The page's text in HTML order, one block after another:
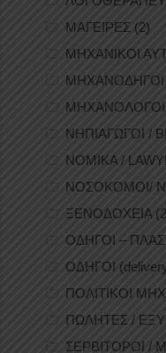
ΜΑΓΕΙΡΕΣ (2)
ΜΗΧΑΝΙΚΟΙ
ΜΗΧΑΝΟΔΗΓΟΙ
ΜΗΧΑΝΟΛΟΓΟΙ
ΝΗΠΙΑΓΩΓΟΙ /
ΝΟΜΙΚΑ /
ΝΟΣΟΚΟΜΟΙ/
ΞΕΝΟΔΟΧΕΙΑ
ΟΔΗΓΟΙ –
ΟΔΗΓΟΙ
ΠΟΛΙΤΙΚΟΙ
ΠΩΛΗΤΕΣ /
ΣΕΡΒΙΤΟΡΟΙ /